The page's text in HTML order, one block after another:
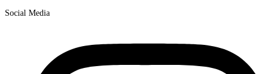
Social Media